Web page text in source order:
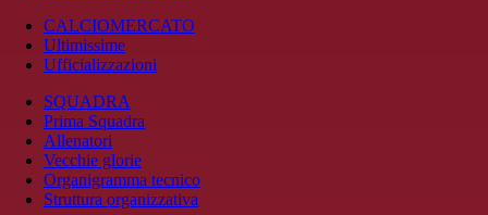
CALCIOMERCATO
Ultimissime
Ufficializzazioni
SQUADRA
Prima Squadra
Allenatori
Vecchie glorie
Organigramma tecnico
Struttura organizzativa